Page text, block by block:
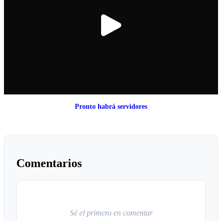
Pronto habrá servidores
Comentarios
Sé el primero en comentar